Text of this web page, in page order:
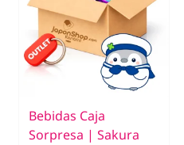
Bebidas Caja
Sorpresa | Sakura